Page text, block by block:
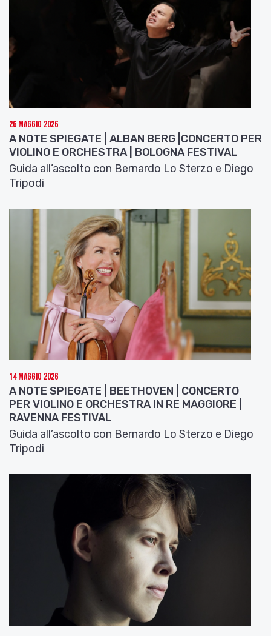
26 Maggio 2026
A NOTE SPIEGATE | ALBAN BERG |CONCERTO PER
VIOLINO E ORCHESTRA | BOLOGNA FESTIVAL
Guida all’ascolto con Bernardo Lo Sterzo e Diego
Tripodi
14 Maggio 2026
A NOTE SPIEGATE | BEETHOVEN | CONCERTO
PER VIOLINO E ORCHESTRA IN RE MAGGIORE |
RAVENNA FESTIVAL
Guida all’ascolto con Bernardo Lo Sterzo e Diego
Tripodi